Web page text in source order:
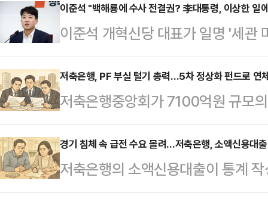
다. 최종 학력은 초등학교(소학교)
해한 혐의로 중국 국적 조직원 3명
때 함께 있었던 조직…
명 정권의 대미 관세 협상이 사실상
통해 기업의 든든한 울타리를 반드
대표는 16일 경남 창원 자동차 부
공정을 둘러본 후 수출 기업 관계자
리아의 직수출 국가는 미국이 40%
영향을 받고 있는 …
이준석 "백해룡에 수사 전결권? 李대통령, 이상한 일
이준석 개혁신당 대표가 일명 '세관
지검(지검장 임은정)에 파견된 백
송치 등을 아우르는 이른바 '전결권
이상한 일에 보증을 서는 것 같다"
을 통해 "국민들의 시선은 캄보디
마패를 손에 쥐여주면서 엉뚱한 방
"여권의 극성 지지층은 이미 윤석열
하고 열광 …
저축은행, PF 부실 털기 총력…5차 정상화 펀드로 연
저축은행중앙회가 7100억원 규모
정상화 펀드 조성을 완료했다. 올
을 털어낸 데 이어, 하반기에도 정
다는 목표다.15일 금융권에 따르면
난달 말 7100억원 규모로 조성이
경기 침체 속 급전 수요 몰려…저축은행, 소액신용대
저축은행의 소액신용대출이 통계
모는 줄어들고 있지만, 경기 침체로